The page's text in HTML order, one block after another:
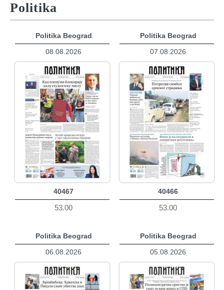
Politika
Politika Beograd
08.08.2026
40467
53.00
Politika Beograd
07.08.2026
40466
53.00
Politika Beograd
06.08.2026
Politika Beograd
05.08.2026